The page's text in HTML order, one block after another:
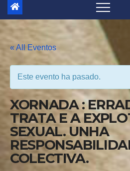
« All Eventos
Este evento ha pasado.
XORNADA :
TRATA E A
SEXUAL. UNHA
COLECTIVA.